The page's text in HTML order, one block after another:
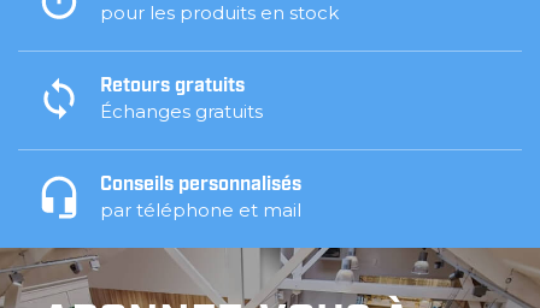
pour les produits en stock
Retours gratuits
Échanges gratuits
Conseils personnalisés
par téléphone et mail